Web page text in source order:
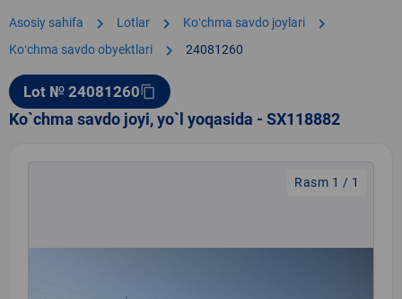
Asosiy sahifa chevron_right Lotlar chevron_right Koʻchma savdo joylari chevron_right
Koʻchma savdo obyektlari chevron_right 24081260
Lot № 24081260content_copy
Ko`chma savdo joyi, yo`l yoqasida - SX118882
Rasm 1 / 1